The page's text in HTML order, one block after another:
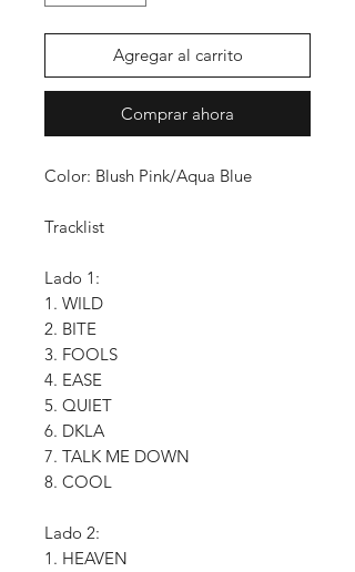
Agregar al carrito
Comprar ahora
Color: Blush Pink/Aqua Blue
Tracklist
Lado 1:
1. WILD
2. BITE
3. FOOLS
4. EASE
5. QUIET
6. DKLA
7. TALK ME DOWN
8. COOL
Lado 2:
1. HEAVEN